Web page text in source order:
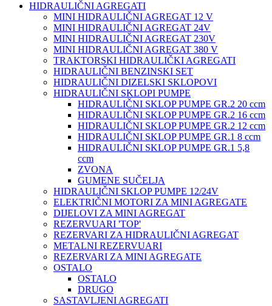
HIDRAULIČNI AGREGATI
MINI HIDRAULIČNI AGREGAT 12 V
MINI HIDRAULIČNI AGREGAT 24V
MINI HIDRAULIČNI AGREGAT 230V
MINI HIDRAULIČNI AGREGAT 380 V
TRAKTORSKI HIDRAULIČKI AGREGATI
HIDRAULIČNI BENZINSKI SET
HIDRAULIČNI DIZELSKI SKLOPOVI
HIDRAULIČNI SKLOPI PUMPE
HIDRAULIČNI SKLOP PUMPE GR.2 20 ccm
HIDRAULIČNI SKLOP PUMPE GR.2 16 ccm
HIDRAULIČNI SKLOP PUMPE GR.2 12 ccm
HIDRAULIČNI SKLOP PUMPE GR.1 8 ccm
HIDRAULIČNI SKLOP PUMPE GR.1 5,8
ccm
ZVONA
GUMENE SUČELJA
HIDRAULIČNI SKLOP PUMPE 12/24V
ELEKTRIČNI MOTORI ZA MINI AGREGATE
DIJELOVI ZA MINI AGREGAT
REZERVUARI 'TOP'
REZERVARI ZA HIDRAULIČNI AGREGAT
METALNI REZERVUARI
REZERVARI ZA MINI AGREGATE
OSTALO
OSTALO
DRUGO
SASTAVLJENI AGREGATI